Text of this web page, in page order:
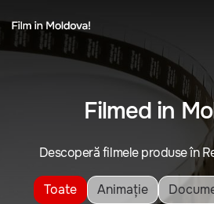
Filmed in
Descoperă filmele produse în
Toate Animație